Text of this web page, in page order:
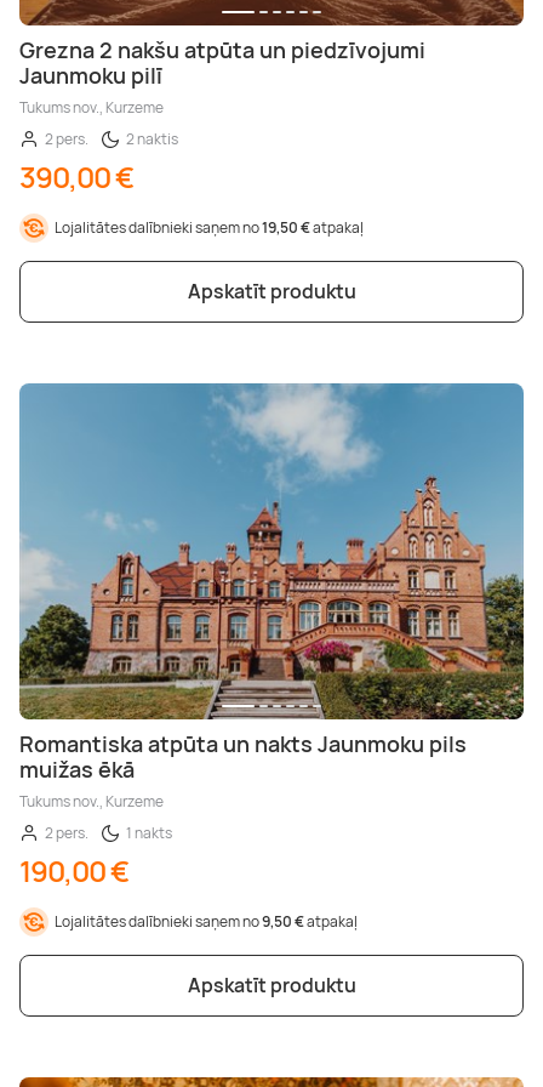
Grezna 2 nakšu atpūta un piedzīvojumi
Jaunmoku pilī
Tukums nov., Kurzeme
2 pers.
2 naktis
390,00 €
Lojalitātes dalībnieki saņem no19,50 €atpakaļ
Apskatīt produktu
Romantiska atpūta un nakts Jaunmoku pils
muižas ēkā
Tukums nov., Kurzeme
2 pers.
1 nakts
190,00 €
Lojalitātes dalībnieki saņem no9,50 €atpakaļ
Apskatīt produktu